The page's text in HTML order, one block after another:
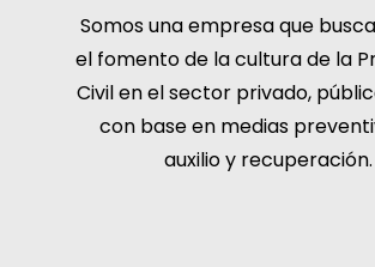
Somos una empresa que
el fomento de la cultura de la
Civil en el sector privado,
con base en medias
auxilio y recuperación.